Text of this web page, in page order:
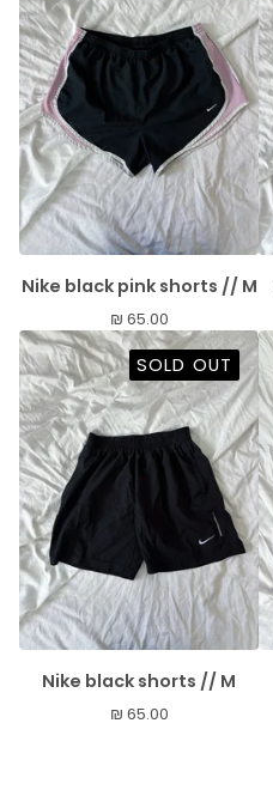
Nike black pink shorts // M
₪ 65.00
SOLD OUT
Nike black shorts // M
₪ 65.00